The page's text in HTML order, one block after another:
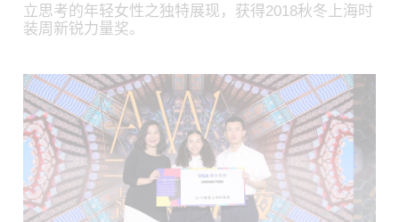
立思考的年轻女性之独特展现，获得2018秋冬上海时
装周新锐力量奖。